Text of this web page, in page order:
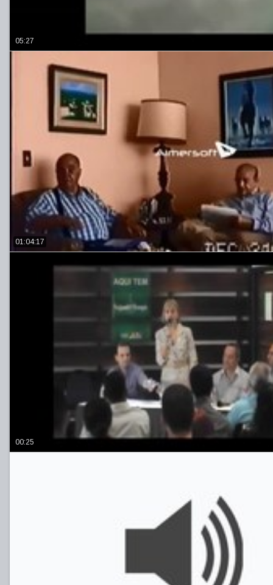
05:27
01:04:17
00:25